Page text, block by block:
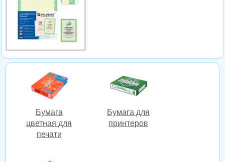
Бумага
цветная для
печати
Бумага для
принтеров